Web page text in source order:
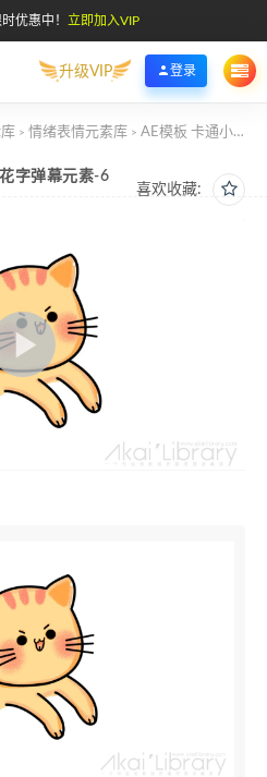
优惠中！ 立即加入VIP
升级VIP 登录
> 情绪表情元素库 > AE模板 卡通小花猫可爱表情花字弹幕元素-6
喜欢收藏:
字弹幕元素-6